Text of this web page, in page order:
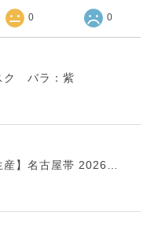
0 0
ク バラ：紫